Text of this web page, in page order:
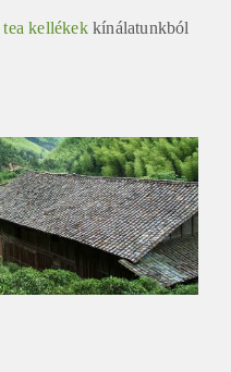
tea kellékek kínálatunkból